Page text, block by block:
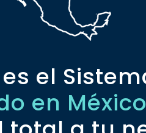
es el
en México